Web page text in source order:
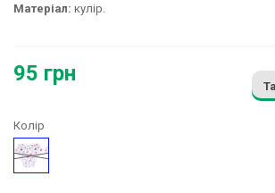
Матеріал: кулір.
95 грн
Колір
Малюнок